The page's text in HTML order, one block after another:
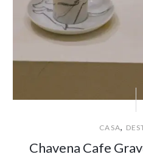
CASA,
Chavena Cafe